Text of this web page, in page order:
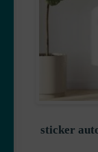
sticker